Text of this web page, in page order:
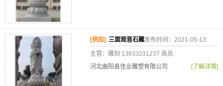
[供应] 三面观音石雕发布时间：2021-05-13
主营：雕刻 13833231237 高总
河北曲阳县佳业雕塑有限公司
[了解详情]